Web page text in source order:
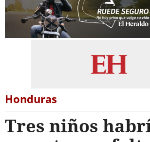
Honduras
Tres niños